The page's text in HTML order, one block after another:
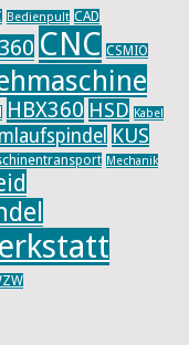
Bedienpult CAD
CNC CSMIO
HBX360 HSD Kabel
KUS
Mechanik